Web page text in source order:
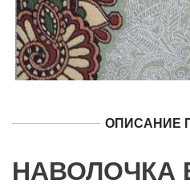
ОПИСАНИЕ
НАВОЛОЧКА